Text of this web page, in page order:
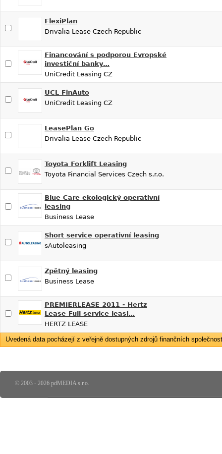
FlexiPlan
Drivalia Lease Czech Republic
Financování s podporou Evropské
investiční banky…
UniCredit Leasing CZ
UCL FinAuto
UniCredit Leasing CZ
LeasePlan Go
Drivalia Lease Czech Republic
Toyota Forklift Leasing
Toyota Financial Services Czech s.r.o.
Blue Care ekologický operativní
leasing
Business Lease
Short service operativní leasing
sAutoleasing
Zpětný leasing
Business Lease
PREMIERLEASE 2011 - Hertz
Lease Full service leasi…
HERTZ LEASE
Uvedená data pocházejí z veřejně dostupných zdrojů finančních
© 2003 - 2026 pdMEDIA s.r.o.